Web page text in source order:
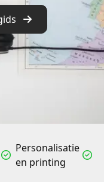
Personalisatie
en printing